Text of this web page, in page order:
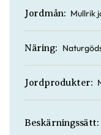
Jordmån: Mullrik
Näring:
Jordprodukter:
Beskärningssätt: